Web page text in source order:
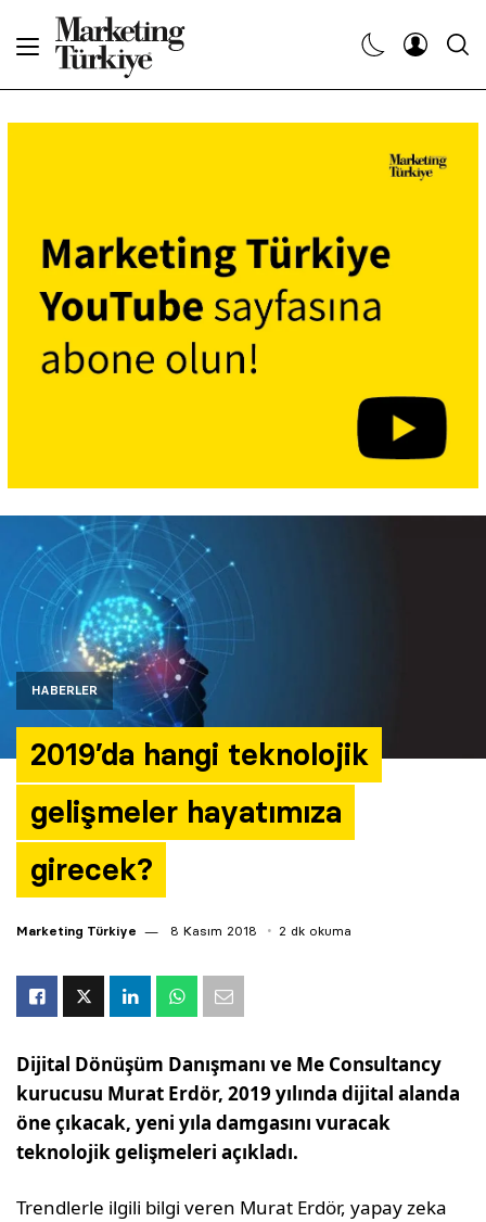
HABERLER
2019’da hangi teknolojik
gelişmeler hayatımıza
girecek?
Marketing Türkiye 8 Kasım 2018 2 dk okuma
Dijital Dönüşüm Danışmanı ve Me Consultancy
kurucusu Murat Erdör, 2019 yılında dijital alanda
öne çıkacak, yeni yıla damgasını vuracak
teknolojik gelişmeleri açıkladı.
Trendlerle ilgili bilgi veren Murat Erdör, yapay zeka
Dergiler
Etkinlikler
Araştırma